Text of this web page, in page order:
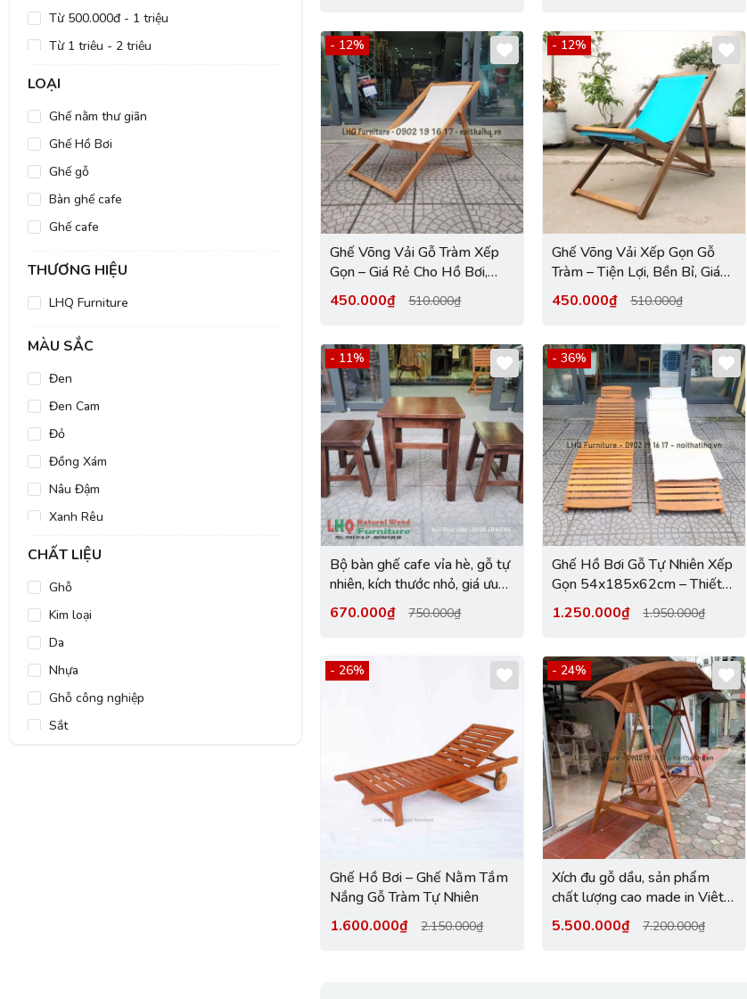
Từ 500.000đ - 1 triệu
Từ 1 triệu - 2 triệu
Từ 2 triệu - 5 triệu
LOẠI
Ghế nằm thư giãn
Ghế Hồ Bơi
Ghế gỗ
Bàn ghế cafe
Ghế cafe
THƯƠNG HIỆU
LHQ Furniture
MÀU SẮC
Đen
Đen Cam
Đỏ
Đồng Xám
Nâu Đậm
Xanh Rêu
Sồi Đậm
CHẤT LIỆU
Ghỗ
Kim loại
Da
Nhựa
Ghỗ công nghiệp
Sắt
- 12%
Ghế Võng Vải Gỗ Tràm Xếp
Gọn – Giá Rẻ Cho Hồ Bơi,
Quán Cafe, Bãi Biển | Nội
Thất LHQ
450.000₫ 510.000₫
- 12%
Ghế Võng Vải Xếp Gọn Gỗ
Tràm – Tiện Lợi, Bền Bỉ, Giá
Rẻ Tại Nội Thất LHQ
450.000₫ 510.000₫
- 11%
Bộ bàn ghế cafe vỉa hè, gỗ tự
nhiên, kích thước nhỏ, giá ưu
đãi tại Nội Thất LHQ
670.000₫ 750.000₫
- 36%
Ghế Hồ Bơi Gỗ Tự Nhiên Xếp
Gọn 54x185x62cm – Thiết
Kế Tiện Lợi, Đa Năng, Bền
Đẹp
1.250.000₫ 1.950.000₫
- 26%
Ghế Hồ Bơi – Ghế Nằm Tắm
Nắng Gỗ Tràm Tự Nhiên
1.600.000₫
2.150.000₫
- 24%
Xích đu gỗ dầu, sản phẩm
chất lượng cao made in Viêt
Nam
5.500.000₫ 7.200.000₫